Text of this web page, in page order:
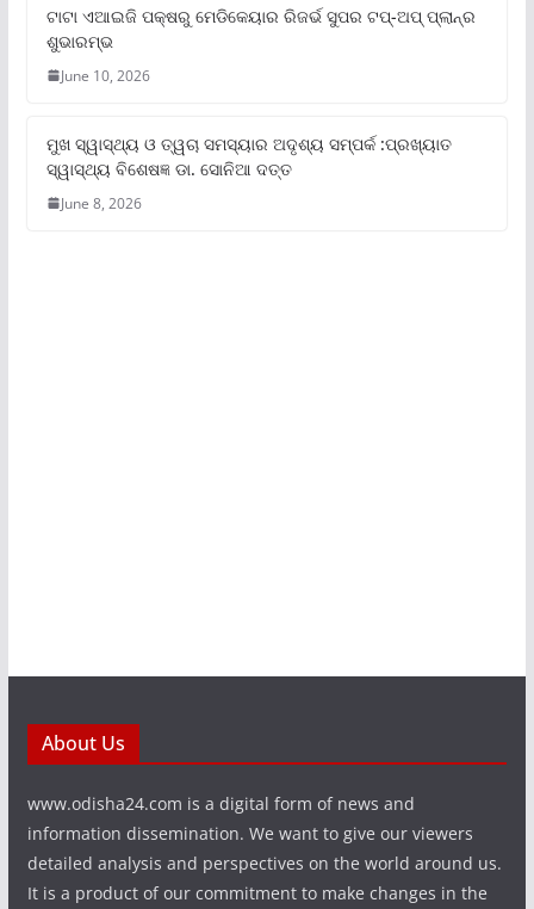
ଟାଟା ଏଆଇଜି ପକ୍ଷରୁ ମେଡିକେୟାର ରିଜର୍ଭ ସୁପର ଟପ୍‌-ଅପ୍ ପ୍ଲାନ୍‌ର
ଶୁଭାରମ୍ଭ
June 10, 2026
ମୁଖ ସ୍ୱାସ୍ଥ୍ୟ ଓ ତ୍ୱଚା ସମସ୍ୟାର ଅଦୃଶ୍ୟ ସମ୍ପର୍କ :ପ୍ରଖ୍ୟାତ
ସ୍ୱାସ୍ଥ୍ୟ ବିଶେଷଜ୍ଞ ଡା. ସୋନିଆ ଦତ୍ତ
June 8, 2026
About Us
www.odisha24.com is a digital form of news and
information dissemination. We want to give our viewers
detailed analysis and perspectives on the world around us.
It is a product of our commitment to make changes in the